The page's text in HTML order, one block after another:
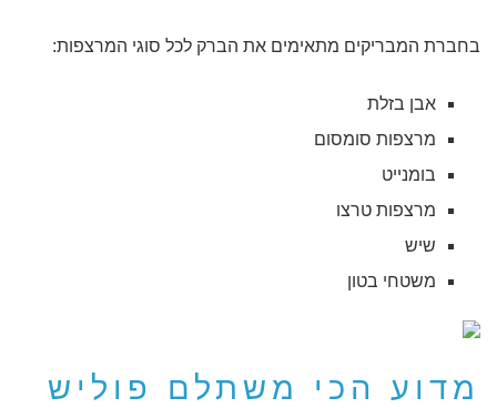
בחברת המבריקים מתאימים את הברק לכל סוגי המרצפות:
אבן בזלת
מרצפות סומסום
בומנייט
מרצפות טרצו
שיש
משטחי בטון
מדוע הכי משתלם פוליש